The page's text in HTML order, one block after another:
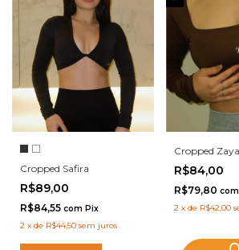
Cropped Safira
R$89,00
R$84,55 com Pix
2 x de R$44,50 sem juros
Cropped Zaya
R$84,00
R$79,80com
2 xde R$42,00